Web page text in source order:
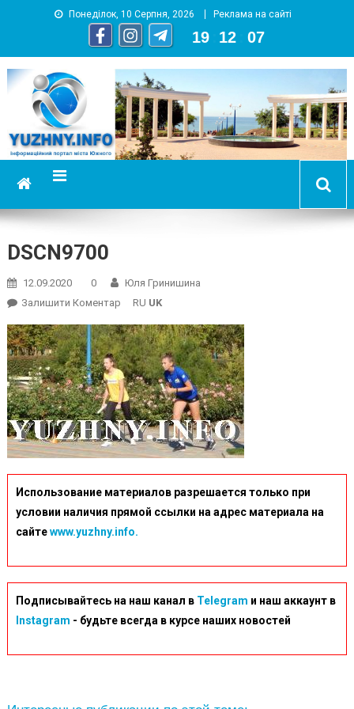
Понеділок, 10 Серпня, 2026 Реклама на сайті
19 12 08
YUZHNY.INFO
информационный портал города Южный
DSCN9700
12.09.2020 0
Юля Гринишина
Залишити КоментарOn RU UK
Использование материалов разрешается только при
условии наличия прямой ссылки на адрес материала на
сайтеwww.yuzhny.info.
Подписывайтесь на наш канал в Telegram и наш аккаунт в
Instagram - будьте всегда в курсе наших новостей